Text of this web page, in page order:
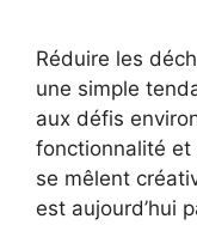
Réduire les
une simple
aux défis
fonctionnalité et
se mêlent
est aujourd’hui